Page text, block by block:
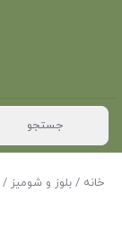
خانه / بلوز و شومیز /